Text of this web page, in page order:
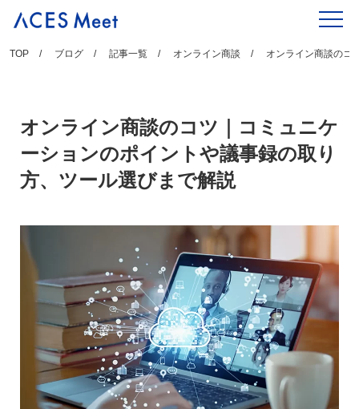
content
TOP ブログ 記事一覧 オンライン商談 オンライン商談のコ
オンライン商談のコツ｜コミュニケ
ーションのポイントや議事録の取り
方、ツール選びまで解説